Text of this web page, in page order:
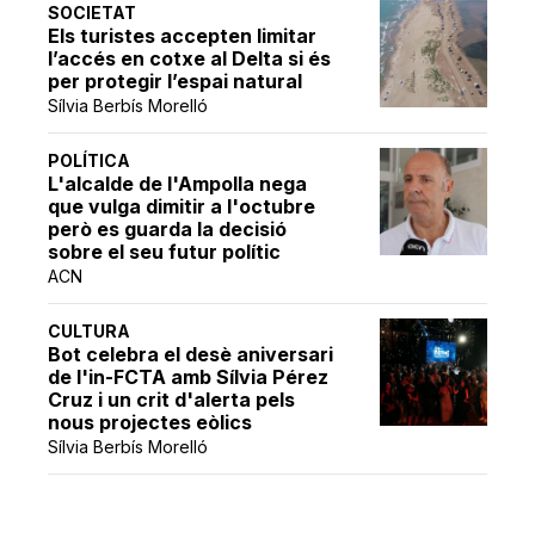
SOCIETAT
Els turistes accepten limitar
l’accés en cotxe al Delta si és
per protegir l’espai natural
Sílvia Berbís Morelló
POLÍTICA
L'alcalde de l'Ampolla nega
que vulga dimitir a l'octubre
però es guarda la decisió
sobre el seu futur polític
ACN
CULTURA
Bot celebra el desè aniversari
de l'in-FCTA amb Sílvia Pérez
Cruz i un crit d'alerta pels
nous projectes eòlics
Sílvia Berbís Morelló